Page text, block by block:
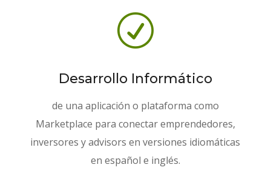
R
Desarrollo Informático
de una aplicación o plataforma como
Marketplace para conectar emprendedores,
inversores y advisors en versiones idiomáticas
en español e inglés.